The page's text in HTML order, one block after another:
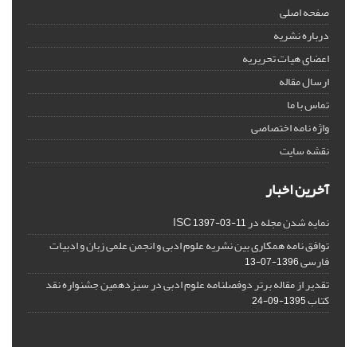
صفحه اصلی
درباره نشریه
اعضای هیات تحریریه
ارسال مقاله
تماس با ما
واژه نامه اختصاصی
نقشه سایت
آخرین اخبار
نمایه شدن مجله در ISC1397-03-11
توافق نامه همکاری بین نشریه علوم ادبی و انجمن علمی زبان و ادبیات
فارسی1396-07-13
تقدیر از مقاله برتر دوفصلنامه علوم ادبی در سیزدهمین جشنواره نقد
کتاب1395-09-24